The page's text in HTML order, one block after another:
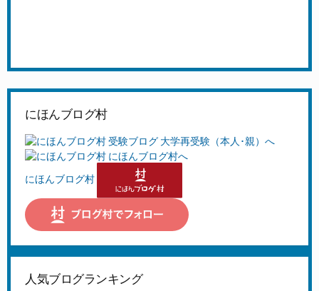
にほんブログ村
にほんブログ村
人気ブログランキング